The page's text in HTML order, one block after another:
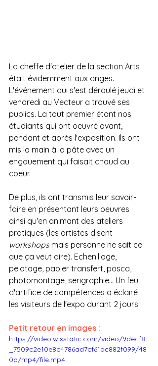
La cheffe d'atelier de la section Arts
était évidemment aux anges.
L'événement qui s'est déroulé jeudi et
vendredi au Vecteur a trouvé ses
publics. La tout premier étant nos
étudiants qui ont oeuvré avant,
pendant et après l'exposition. Ils ont
mis la main à la pâte avec un
engouement qui faisait chaud au
coeur.
De plus, ils ont transmis leur savoir-
faire en présentant leurs oeuvres
ainsi qu'en animant des ateliers
pratiques (les artistes disent
workshops mais personne ne sait ce
que ça veut dire). Echenillage,
pelotage, papier transfert, posca,
photomontage, serigraphie... Un feu
d'artifice de compétences a éclairé
les visiteurs de l'expo durant 2 jours.
Petit retour en images :
https://video.wixstatic.com/video/9decf8
_7509c2e10e8c4786ad7cf61ac882f099/48
0p/mp4/file.mp4